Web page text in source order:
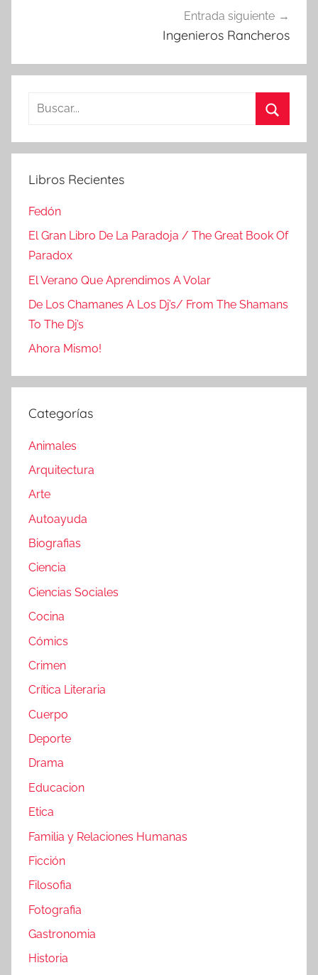
Entrada siguiente
Ingenieros Rancheros
Buscar:
Libros Recientes
Fedón
El Gran Libro De La Paradoja / The Great Book Of
Paradox
El Verano Que Aprendimos A Volar
De Los Chamanes A Los Dj’s/ From The Shamans
To The Dj’s
Ahora Mismo!
Categorías
Animales
Arquitectura
Arte
Autoayuda
Biografias
Ciencia
Ciencias Sociales
Cocina
Cómics
Crimen
Crítica Literaria
Cuerpo
Deporte
Drama
Educacion
Etica
Familia y Relaciones Humanas
Ficción
Filosofia
Fotografia
Gastronomia
Historia